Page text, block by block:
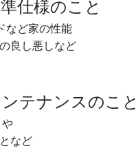
仕様のこと
など家の性能
良し悪しなど
テナンスのこと
や
など